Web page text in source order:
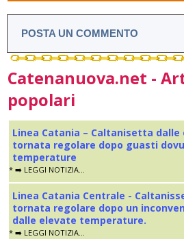
POSTA UN COMMENTO
Catenanuova.net -
popolari
Linea Catania – Caltanisetta dalle
tornata regolare dopo guasti
temperature
* ➡️ LEGGI NOTIZIA...
Linea Catania Centrale -
tornata regolare dopo un
dalle elevate temperature.
* ➡️ LEGGI NOTIZIA...